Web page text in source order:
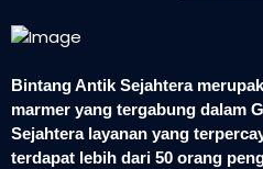
Bintang Antik Sejahtera
marmer yang tergabung dalam
Sejahtera layanan yang
terdapat lebih dari 50 orang